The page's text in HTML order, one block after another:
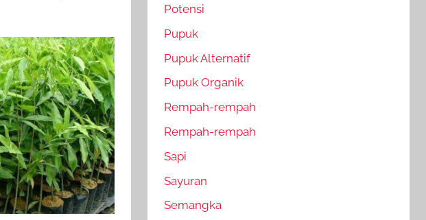
Potensi
Pupuk
Pupuk Alternatif
Pupuk Organik
Rempah-rempah
Rempah-rempah
Sapi
Sayuran
Semangka